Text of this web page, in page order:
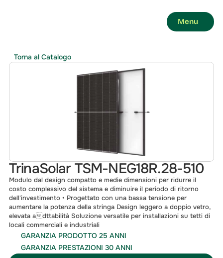
Menu
TrinaSolar TSM-NEG18R.28-510
Modulo dal design compatto e medie dimensioni per ridurre il
costo complessivo del sistema e diminuire il periodo di ritorno
dell'investimento • Progettato con una bassa tensione per
aumentare la potenza della stringa Design leggero a doppio vetro,
elevata adttabilità Soluzione versatile per installazioni su tetti di
locali commerciali e industriali
GARANZIA PRODOTTO 25 ANNI
GARANZIA PRESTAZIONI 30 ANNI
Torna al Catalogo